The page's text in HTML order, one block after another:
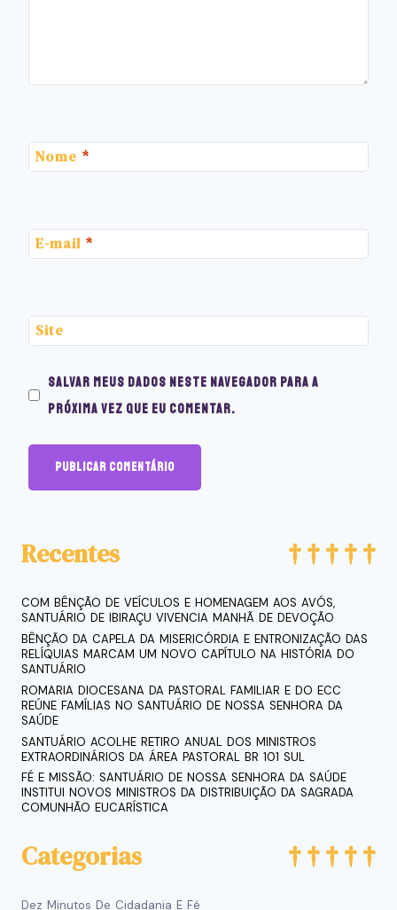
Nome *
E-mail *
Site
Salvar meus dados neste navegador para a
próxima vez que eu comentar.
Recentes
COM BÊNÇÃO DE VEÍCULOS E HOMENAGEM AOS AVÓS,
SANTUÁRIO DE IBIRAÇU VIVENCIA MANHÃ DE DEVOÇÃO
BÊNÇÃO DA CAPELA DA MISERICÓRDIA E ENTRONIZAÇÃO DAS
RELÍQUIAS MARCAM UM NOVO CAPÍTULO NA HISTÓRIA DO
SANTUÁRIO
ROMARIA DIOCESANA DA PASTORAL FAMILIAR E DO ECC
REÚNE FAMÍLIAS NO SANTUÁRIO DE NOSSA SENHORA DA
SAÚDE
SANTUÁRIO ACOLHE RETIRO ANUAL DOS MINISTROS
EXTRAORDINÁRIOS DA ÁREA PASTORAL BR 101 SUL
FÉ E MISSÃO: SANTUÁRIO DE NOSSA SENHORA DA SAÚDE
INSTITUI NOVOS MINISTROS DA DISTRIBUIÇÃO DA SAGRADA
COMUNHÃO EUCARÍSTICA
Categorias
Dez Minutos De Cidadania E Fé